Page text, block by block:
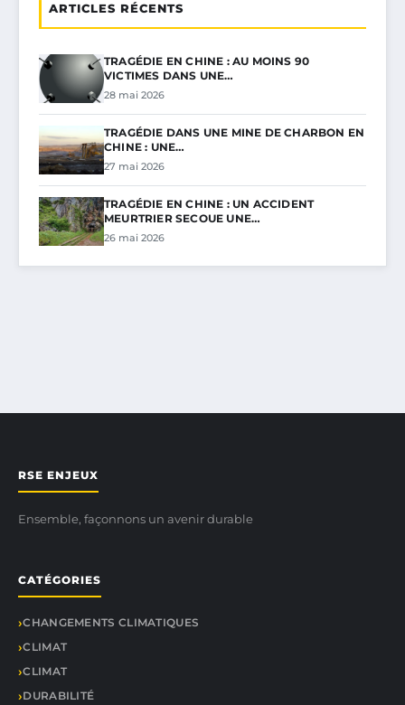
ARTICLES RÉCENTS
TRAGÉDIE EN CHINE : AU MOINS 90
VICTIMES DANS UNE…
28 mai 2026
TRAGÉDIE DANS UNE MINE DE CHARBON EN
CHINE : UNE…
27 mai 2026
TRAGÉDIE EN CHINE : UN ACCIDENT
MEURTRIER SECOUE UNE…
26 mai 2026
RSE ENJEUX
Ensemble, façonnons un avenir durable
CATÉGORIES
CHANGEMENTS CLIMATIQUES
CLIMAT
CLIMAT
DURABILITÉ